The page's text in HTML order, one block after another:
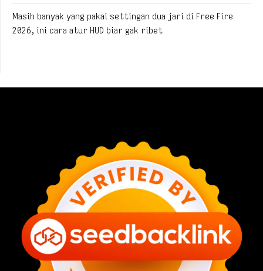
Masih banyak yang pakai settingan dua jari di Free Fire
2026, ini cara atur HUD biar gak ribet